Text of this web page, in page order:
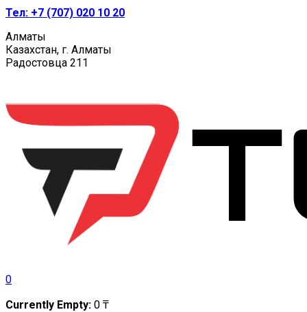
Тел: +7 (707) 020 10 20
Алматы
Казахстан, г. Алматы
Радостовца 211
0
Currently Empty: 0 ₸